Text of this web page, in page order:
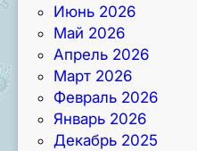
Июнь 2026
Май 2026
Апрель 2026
Март 2026
Февраль 2026
Январь 2026
Декабрь 2025